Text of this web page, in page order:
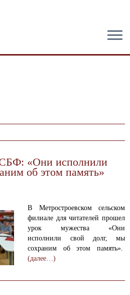
«Они исполнили
об этом память»
В Метростроевском сельском
филиале для читателей прошел
урок мужества «Они
исполнили свой долг, мы
сохраним об этом память».
(далее…)